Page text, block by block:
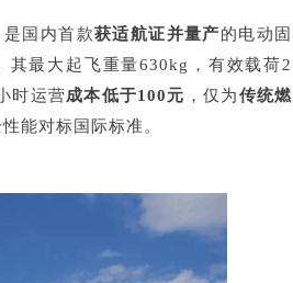
国内首款获适航证并量产的电动固
其最大起飞重量630kg，有效载荷2
时运营成本低于100元 ，仅为传统燃
能对标国际标准。